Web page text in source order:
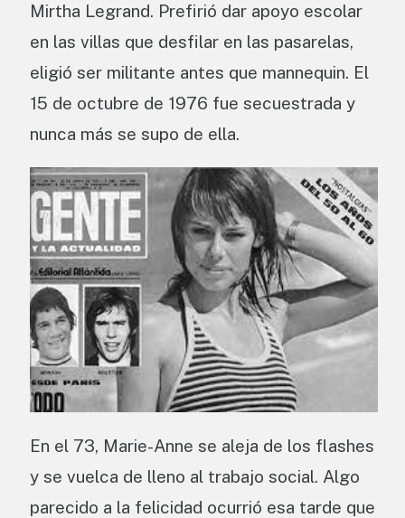
Mirtha Legrand. Prefirió dar apoyo escolar
en las villas que desfilar en las pasarelas,
eligió ser militante antes que mannequin. El
15 de octubre de 1976 fue secuestrada y
nunca más se supo de ella.
En el 73, Marie-Anne se aleja de los flashes
y se vuelca de lleno al trabajo social. Algo
parecido a la felicidad ocurrió esa tarde que